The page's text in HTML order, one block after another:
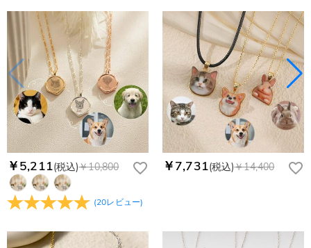
￥5,211(税込)￥10,800
(20レビュー)
￥7,731(税込)￥14,400